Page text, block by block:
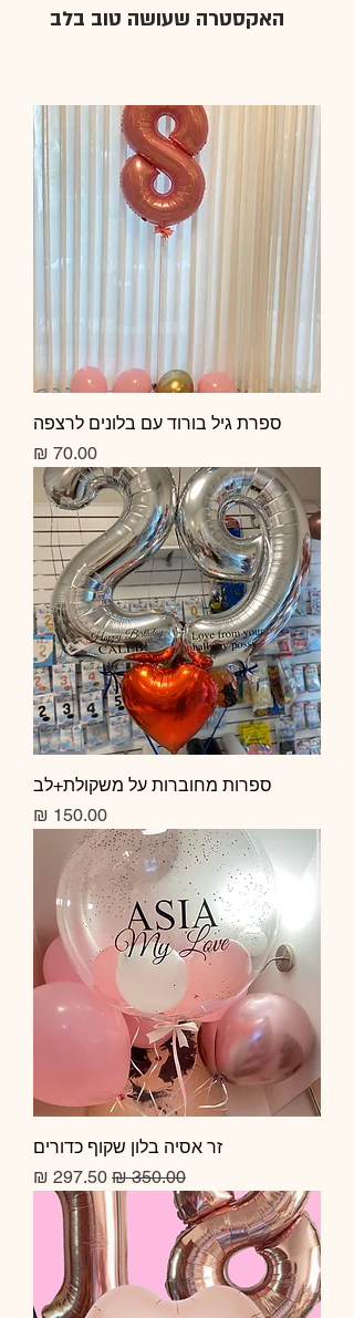
האקסטרה שעושה טוב בלב
ספרת גיל בורוד עם בלונים לרצפה
מחיר
ספרות מחוברות על משקולת+לב
מחיר
זר אסיה בלון שקוף כדורים
מחיר רגיל מחיר מבצע